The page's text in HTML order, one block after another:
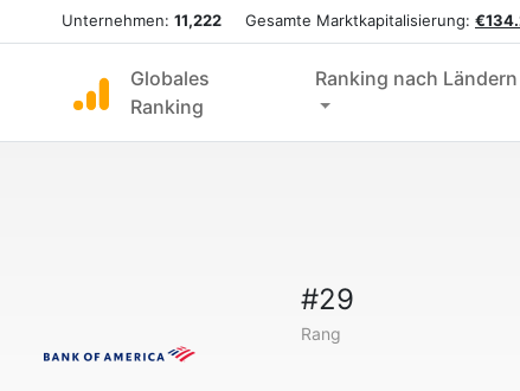
Unternehmen: 11,222 Gesamte Marktkapitalisierung:
Globales
Ranking
Ranking nach Ländern
#29
Rang